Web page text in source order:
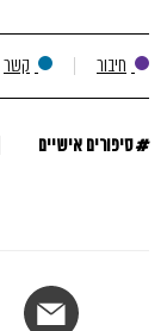
חיבור קשר
#סיפורים אישיים